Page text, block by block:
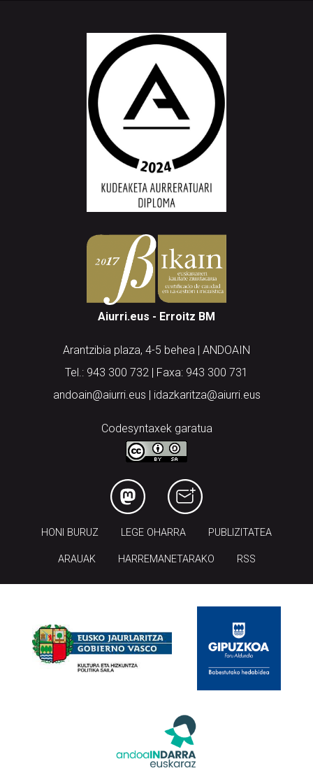
Aiurri.eus - Erroitz BM
Arantzibia plaza, 4-5 behea | ANDOAIN
Tel.: 943 300 732 | Faxa: 943 300 731
andoain@aiurri.eus | idazkaritza@aiurri.eus
Codesyntaxek garatua
HONI BURUZ LEGE OHARRA PUBLIZITATEA
ARAUAK HARREMANETARAKO RSS